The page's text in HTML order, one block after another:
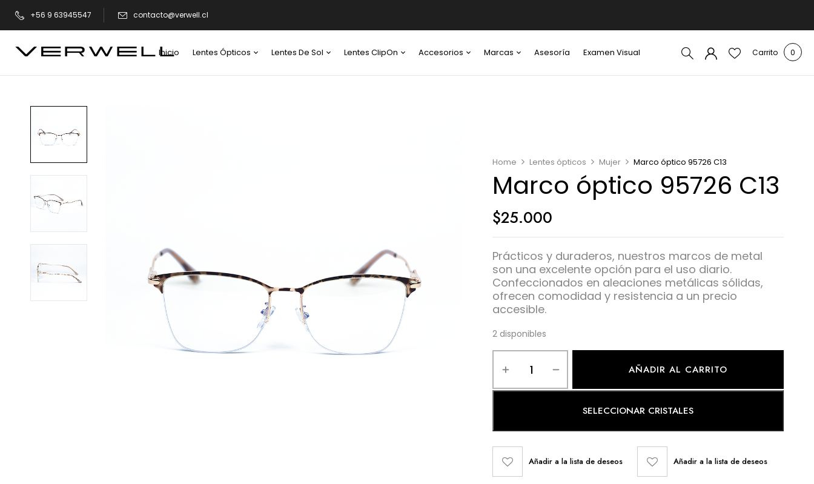
+56 9 63945547 contacto@verwell.cl
Inicio Lentes Ópticos Lentes De Sol Lentes ClipOn Accesorios Marcas Asesoría Examen Visual Carrito 0
Home Lentes ópticos Mujer Marco óptico 95726 C13
Marco óptico 95726 C13
$25.000
Prácticos y duraderos, nuestros marcos de metal
son una excelente opción para el uso diario.
Confeccionados en aleaciones metálicas sólidas,
ofrecen comodidad y resistencia a un precio
accesible.
2 disponibles
AÑADIR AL CARRITO
SELECCIONAR CRISTALES
Añadir a la lista de deseos Añadir a la lista de deseos